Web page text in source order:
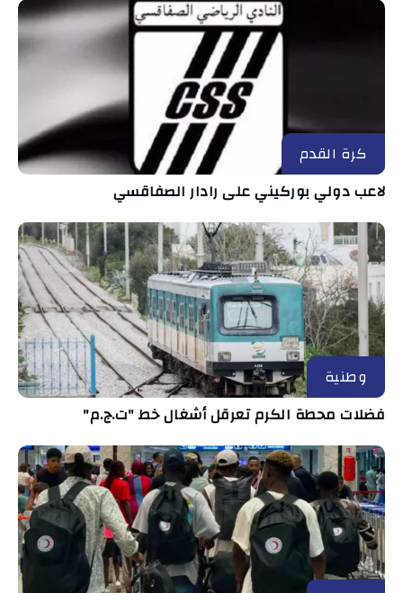
كرة القدم
لاعب دولي بوركيني على رادار الصفاقسي
وطنية
فضلات محطة الكرم تعرقل أشغال خط "ت.ج.م"